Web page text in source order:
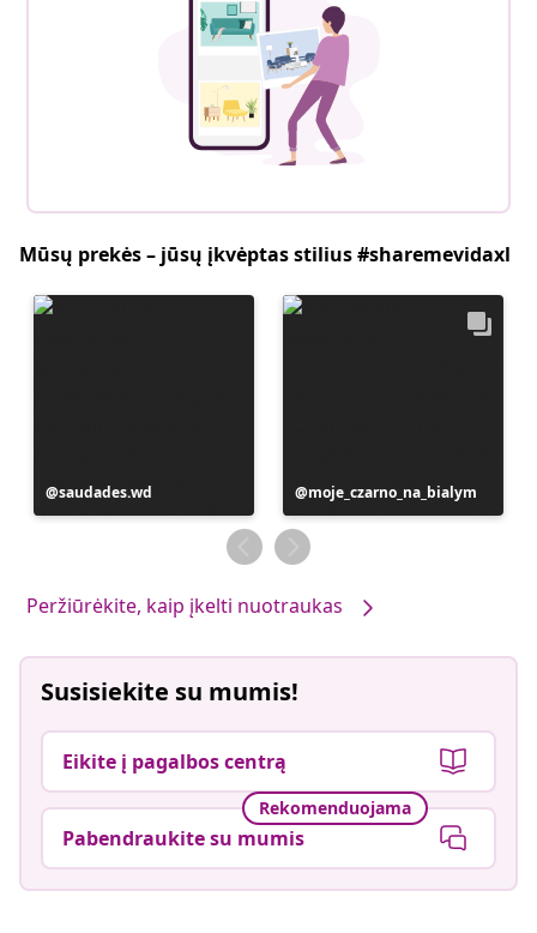
Mūsų prekės – jūsų įkvėptas stilius #sharemevidaxl
Įrašą
paskelbė
saudades.wd
Įrašą
paskelbė
moje_czarno_na_bialym
Peržiūrėkite, kaip įkelti nuotraukas
Susisiekite su mumis!
Eikite į pagalbos centrą
Rekomenduojama
Pabendraukite su mumis